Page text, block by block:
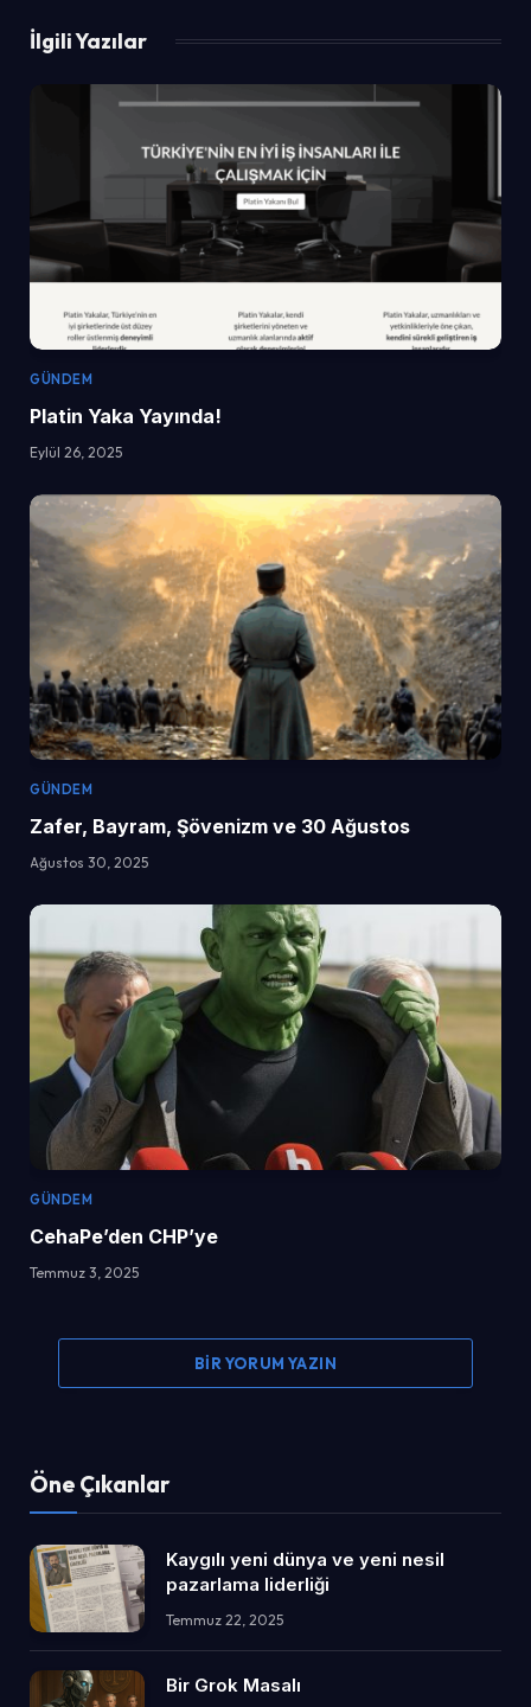
İlgili Yazılar
GÜNDEM
Platin Yaka Yayında!
Eylül 26, 2025
GÜNDEM
Zafer, Bayram, Şövenizm ve 30 Ağustos
Ağustos 30, 2025
GÜNDEM
CehaPe’den CHP’ye
Temmuz 3, 2025
BIR YORUM YAZIN
Öne Çıkanlar
Kaygılı yeni dünya ve yeni nesil
pazarlama liderliği
Temmuz 22, 2025
Bir Grok Masalı